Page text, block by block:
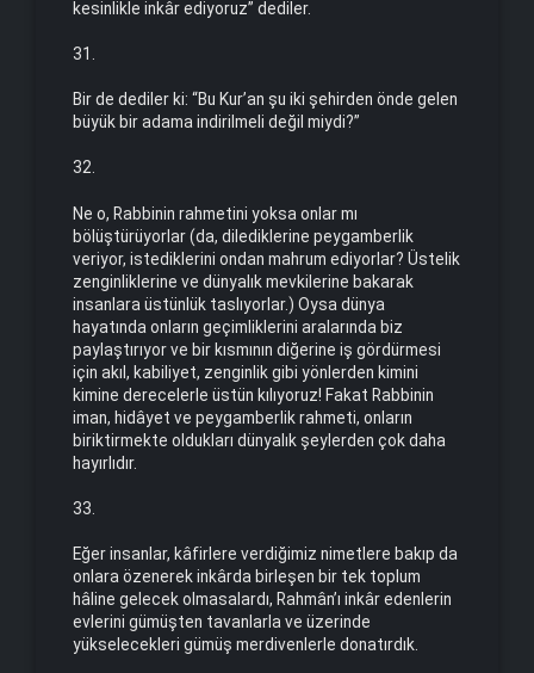
kesinlikle inkâr ediyoruz” dediler.
31.
Bir de dediler ki: “Bu Kur’an şu iki şehirden önde gelen
büyük bir adama indirilmeli değil miydi?”
32.
Ne o, Rabbinin rahmetini yoksa onlar mı
bölüştürüyorlar (da, dilediklerine peygamberlik
veriyor, istediklerini ondan mahrum ediyorlar? Üstelik
zenginliklerine ve dünyalık mevkilerine bakarak
insanlara üstünlük taslıyorlar.) Oysa dünya
hayatında onların geçimliklerini aralarında biz
paylaştırıyor ve bir kısmının diğerine iş gördürmesi
için akıl, kabiliyet, zenginlik gibi yönlerden kimini
kimine derecelerle üstün kılıyoruz! Fakat Rabbinin
iman, hidâyet ve peygamberlik rahmeti, onların
biriktirmekte oldukları dünyalık şeylerden çok daha
hayırlıdır.
33.
Eğer insanlar, kâfirlere verdiğimiz nimetlere bakıp da
onlara özenerek inkârda birleşen bir tek toplum
hâline gelecek olmasalardı, Rahmân’ı inkâr edenlerin
evlerini gümüşten tavanlarla ve üzerinde
yükselecekleri gümüş merdivenlerle donatırdık.